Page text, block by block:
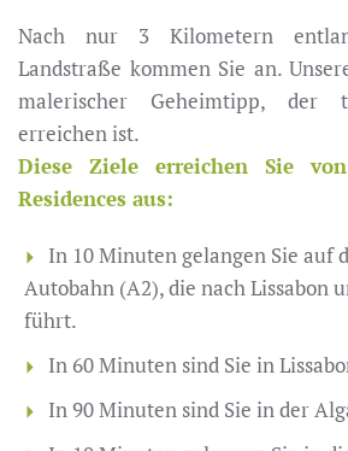
Nach nur 3 Kilometern
Landstraße kommen Sie an.
malerischer Geheimtipp, der
erreichen ist.
Diese Ziele erreichen Sie
Residences aus:
In 10 Minuten gelangen Sie auf
Autobahn (A2), die nach Lissabon
führt.
In 60 Minuten sind Sie in
In 90 Minuten sind Sie in der